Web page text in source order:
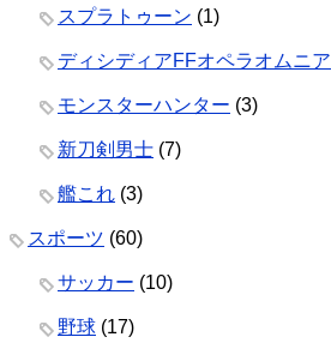
スプラトゥーン (1)
ディシディアFFオペラオムニア
モンスターハンター (3)
新刀剣男士 (7)
艦これ (3)
スポーツ (60)
サッカー (10)
野球 (17)